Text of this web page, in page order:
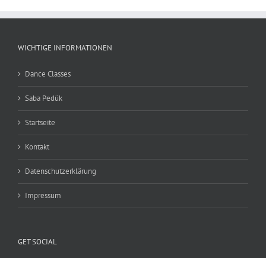
WICHTIGE INFORMATIONEN
Dance Classes
Saba Pedük
Startseite
Kontakt
Datenschutzerklärung
Impressum
GET SOCIAL